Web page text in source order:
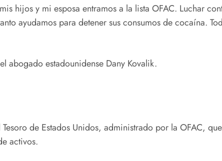
hijos y mi esposa entramos a la lista OFAC. Luchar
ayudamos para detener sus consumos de cocaína.
abogado estadounidense Dany Kovalik.
de Estados Unidos, administrado por la OFAC,
activos.